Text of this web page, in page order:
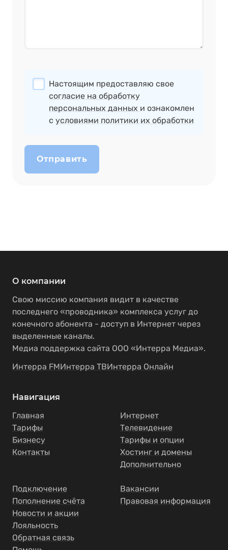
Настоящим предоставляю свое
согласие на обработку
персональных данных и ознакомлен
с условиями политики их обработки
Отправить
О компании
Свою миссию компания видит в качестве
последнего «проводника» комплекса услуг до
конечного абонента - доступ в Интернет через
выделенные каналы.
Медиа поддержка сайта ООО «Интерра Медиа».
Интерра FMИнтерра ТВИнтерра Онлайн
Навигация
Главная
Тарифы
Бизнесу
Контакты
Интернет
Телевидение
Тарифы и опции
Хостинг и домены
Дополнительно
Подключение
Пополнение счёта
Новости и акции
Лояльность
Обратная связь
Вакансии
Правовая информация